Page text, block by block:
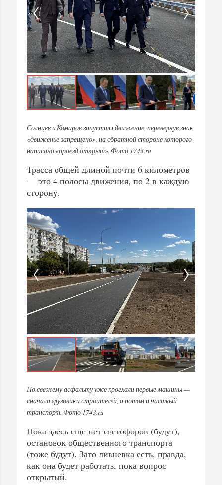
Солнцев и Комаров запустили движение, перевернув знак
«движение запрещено», на обратной стороне которого
написано «проезд открыт». Фото 1743.ru
Трасса общей длиной почти 6 километров
— это 4 полосы движения, по 2 в каждую
сторону.
По свежему асфальту уже проехали первые машины —
сначала грузовики строителей, а потом и частный
транспорт. Фото 1743.ru
Пока здесь еще нет светофоров (будут),
остановок общественного транспорта
(тоже будут). Зато ливневка есть, правда,
как она будет работать, пока вопрос
открытый.